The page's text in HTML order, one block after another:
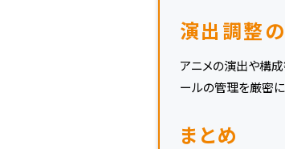
演出調整
アニメの演出や構成
ールの管理を厳密
まとめ